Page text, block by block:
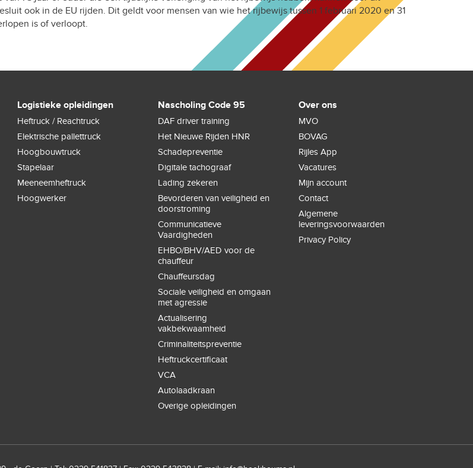
ook in de EU rijden. Dit geldt voor mensen van wie het rijbewijs tussen 1 februari 2020 en 31
is of verloopt.
Logistieke opleidingen
Heftruck / Reachtruck
Elektrische pallettruck
Hoogbouwtruck
Stapelaar
Meeneemheftruck
Hoogwerker
Nascholing Code 95
DAF driver training
Het Nieuwe Rijden HNR
Schadepreventie
Digitale tachograaf
Lading zekeren
Bevorderen van veiligheid en
doorstroming
Communicatieve
Vaardigheden
EHBO/BHV/AED voor de
chauffeur
Chauffeursdag
Sociale veiligheid en omgaan
met agressie
Actualisering
vakbekwaamheid
Criminaliteitspreventie
Heftruckcertificaat
VCA
Autolaadkraan
Overige opleidingen
Over ons
MVO
BOVAG
Rijles App
Vacatures
Mijn account
Contact
Algemene
leveringsvoorwaarden
Privacy Policy